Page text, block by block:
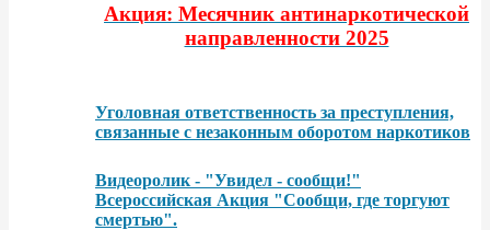
Акция: Месячник антинаркотической
направленности 2025
Уголовная ответственность за преступления,
связанные с незаконным оборотом наркотиков
Видеоролик - "Увидел - сообщи!"
Всероссийская Акция "Сообщи, где торгуют
смертью".